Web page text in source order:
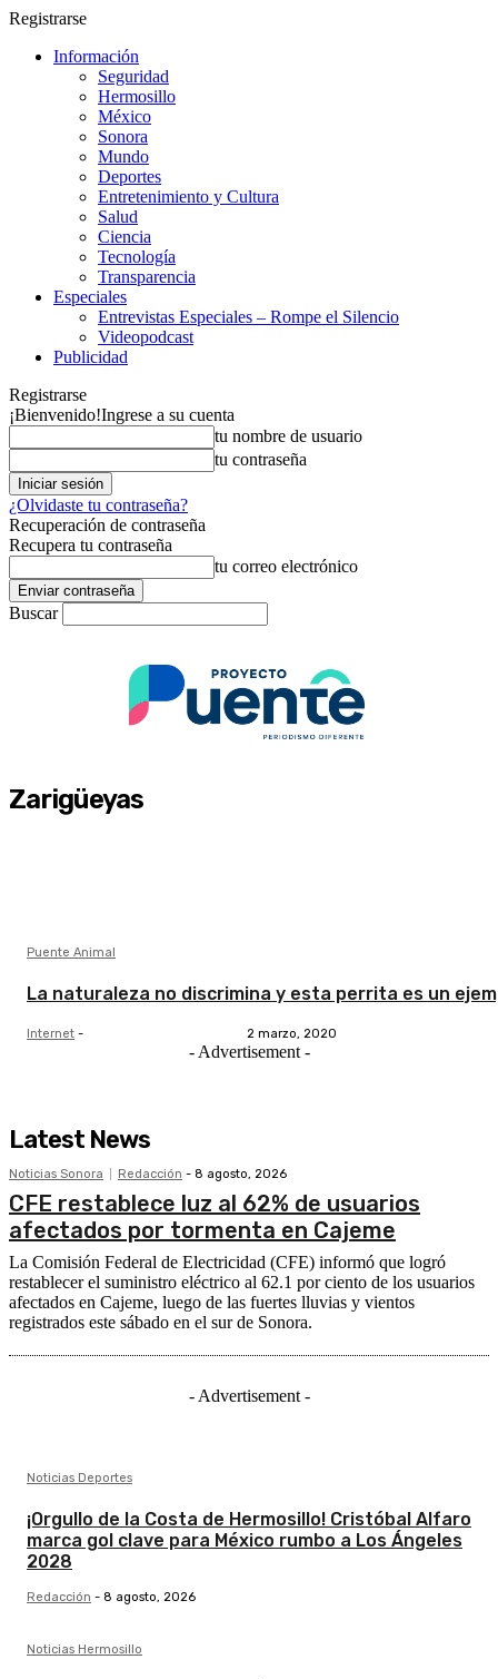
Registrarse
Información
Seguridad
Hermosillo
México
Sonora
Mundo
Deportes
Entretenimiento y Cultura
Salud
Ciencia
Tecnología
Transparencia
Especiales
Entrevistas Especiales – Rompe el Silencio
Videopodcast
Publicidad
Registrarse
¡Bienvenido!Ingrese a su cuenta
tu nombre de usuario
tu contraseña
¿Olvidaste tu contraseña?
Recuperación de contraseña
Recupera tu contraseña
tu correo electrónico
Buscar
Zarigüeyas
Puente Animal
La naturaleza no discrimina y esta perrita es un
Internet - 2 marzo, 2020
- Advertisement -
Latest News
Noticias Sonora Redacción - 8 agosto, 2026
CFE restablece luz al 62% de usuarios
afectados por tormenta en Cajeme
La Comisión Federal de Electricidad (CFE) informó que logró
restablecer el suministro eléctrico al 62.1 por ciento de los usuarios
afectados en Cajeme, luego de las fuertes lluvias y vientos
registrados este sábado en el sur de Sonora.
- Advertisement -
Noticias Deportes
¡Orgullo de la Costa de Hermosillo! Cristóbal Alfaro
marca gol clave para México rumbo a Los Ángeles
2028
Redacción - 8 agosto, 2026
Noticias Hermosillo